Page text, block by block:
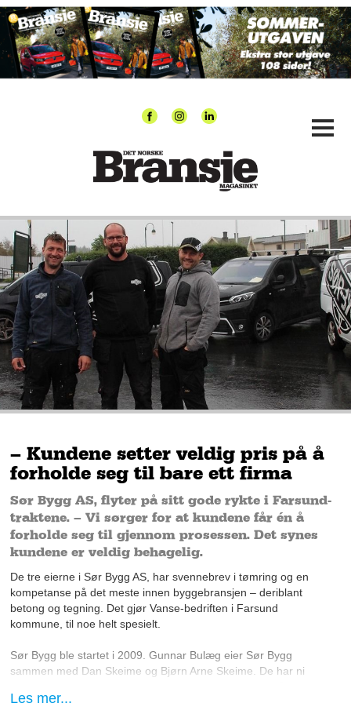
– Kundene setter veldig pris på å
forholde seg til bare ett firma
Sør Bygg AS, flyter på sitt gode rykte i Farsund-
traktene. – Vi sørger for at kundene får én å
forholde seg til gjennom prosessen. Det synes
kundene er veldig behagelig.
De tre eierne i Sør Bygg AS, har svennebrev i tømring og en
kompetanse på det meste innen byggebransjen – deriblant
betong og tegning. Det gjør Vanse-bedriften i Farsund
kommune, til noe helt spesielt.
Sør Bygg ble startet i 2009. Gunnar Bulæg eier Sør Bygg
sammen med Dan Skeime og Bjørn Arne Skeime. De har ni
Les mer...